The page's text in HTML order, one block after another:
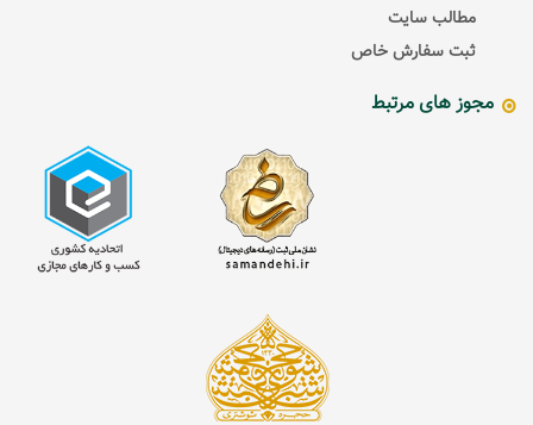
مطالب سایت
ثبت سفارش خاص
مجوز های مرتبط